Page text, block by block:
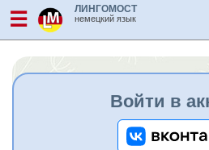
☰ ЛИНГОМОСТ
немецкий язык
Войти в